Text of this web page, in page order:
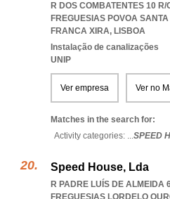
R DOS COMBATENTES 10
FREGUESIAS POVOA
FRANCA XIRA, LISBOA
Instalação de canalizações
UNIP
Ver empresa Ver no
Matches in the search for:
Activity categories: ...SPEED
Speed House, Lda
R PADRE LUÍS DE ALMEIDA
FREGUESIAS LORDELO